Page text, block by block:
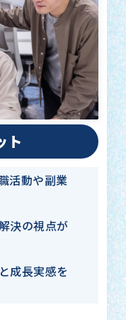
ト
活動や副業
決の視点が
成長実感を